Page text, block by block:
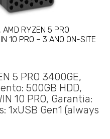
AMD RYZEN 5 PRO
10 PRO – 3 ANO ON-SITE
5 PRO 3400GE,
500GB HDD,
10 PRO, Garantia:
1xUSB Gen1 (always